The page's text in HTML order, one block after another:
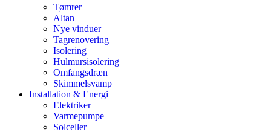
Tømrer
Altan
Nye vinduer
Tagrenovering
Isolering
Hulmursisolering
Omfangsdræn
Skimmelsvamp
Installation & Energi
Elektriker
Varmepumpe
Solceller